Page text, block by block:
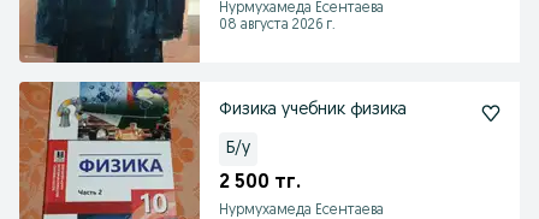
Нурмухамеда Есентаева
08 августа 2026 г.
Физика учебник физика
Б/у
2 500 тг.
Нурмухамеда Есентаева